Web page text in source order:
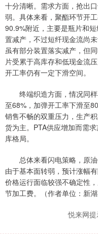
十分清晰。需求方面，抢出
弱。具体来看，聚酯环节开
90.9%附近，主要是瓶片和
置减产，不过短纤现金流尚
虽有部分装置落实减产，但
片受累于高库存和低现金流
开工率仍有一定下滑空间。
终端织造方面，情况同样
至68%，加弹开工率下滑至
销售不畅的双重压力，生产
货为主。PTA供应增加而需
库格局。
总体来看闪电策略，原油
由于基本面转弱，预计涨幅
价格运行面临较强不确定性
节加工费。（作者单位：新湖
悦来网提